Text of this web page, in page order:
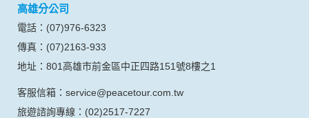
高雄分公司
電話：(07)976-6323
傳真：(07)2163-933
地址：801高雄市前金區中正四路151號8樓之1
客服信箱：service@peacetour.com.tw
旅遊諮詢專線：(02)2517-7227